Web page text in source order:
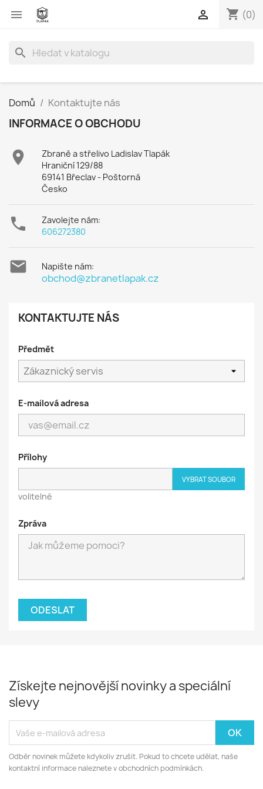
 shopping_cart (0)

search
Domů Kontaktujte nás
INFORMACE O OBCHODU

Zbraně a střelivo Ladislav Tlapák
Hraniční 129/88
69141 Břeclav - Poštorná
Česko

Zavolejte nám:
606272380
 Napište nám:
obchod@zbranetlapak.cz
KONTAKTUJTE NÁS
Předmět
E-mailová adresa
Přílohy
VYBRAT SOUBOR
volitelné
Zpráva
Získejte nejnovější novinky a speciální
slevy
Odběr novinek můžete kdykoliv zrušit. Pokud to chcete udělat, naše
kontaktní informace naleznete v obchodních podmínkách.